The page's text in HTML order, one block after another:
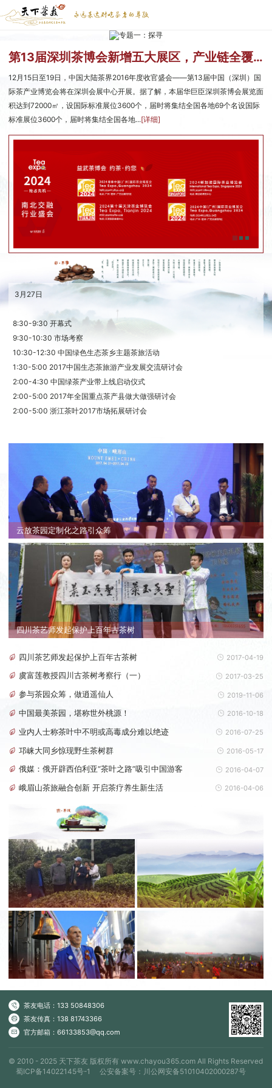
第13届深圳茶博会新增五大展区，产业链全覆盖
12月15日至19日，中国大陆茶界2016年度收官盛会——第13届中国（深圳）国
际茶产业博览会将在深圳会展中心开展。据了解，本届华巨臣深圳茶博会展览面
积达到72000㎡，设国际标准展位3600个，届时将集结全国各地69个名设国际
标准展位3600个，届时将集结全国各地...[详细]
3月27日
8:30-9:30 开幕式
9:30-10:30 市场考察
10:30-12:30 中国绿色生态茶乡主题茶旅活动
1:30-5:00 2017中国生态茶旅游产业发展交流研讨会
2:00-4:30 中国绿茶产业带上线启动仪式
2:00-5:00 2017年全国重点茶产县做大做强研讨会
2:00-5:00 浙江茶叶2017市场拓展研讨会
云放茶园定制化之路引众筹
四川茶艺师发起保护上百年古茶树
四川茶艺师发起保护上百年古茶树 2017-04-19
虞富莲教授四川古茶树考察行（一） 2017-03-25
参与茶园众筹，做逍遥仙人 2019-11-06
中国最美茶园，堪称世外桃源！ 2016-10-18
业内人士称茶叶中不明或高毒成分难以绝迹 2016-07-25
邛崃大同乡惊现野生茶树群 2016-05-17
俄媒：俄开辟西伯利亚“茶叶之路”吸引中国游客 2016-04-07
峨眉山茶旅融合创新 开启茶疗养生新生活 2016-04-06
茶友电话： 133 50848306
茶友传真： 138 81743366
官方邮箱：66133853@qq.com
© 2010 - 2025 天下茶友 版权所有 www.chayou365.com All Rights Reserved
蜀ICP备14022145号-1
公安备案号：川公网安备51010402000287号